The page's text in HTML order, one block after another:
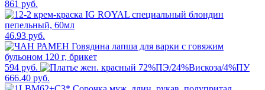
861 руб.
46.93 руб.
594 руб.
666.40 руб.